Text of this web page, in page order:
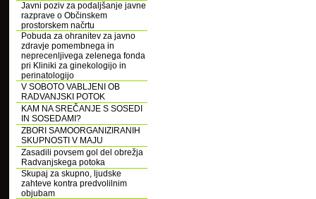
Javni poziv za podaljšanje javne
razprave o Občinskem
prostorskem načrtu
Pobuda za ohranitev za javno
zdravje pomembnega in
neprecenljivega zelenega fonda
pri Kliniki za ginekologijo in
perinatologijo
V SOBOTO VABLJENI OB
RADVANJSKI POTOK
KAM NA SREČANJE S SOSEDI
IN SOSEDAMI?
ZBORI SAMOORGANIZIRANIH
SKUPNOSTI V MAJU
Zasadili povsem gol del obrežja
Radvanjskega potoka
Skupaj za skupno, ljudske
zahteve kontra predvolilnim
objubam